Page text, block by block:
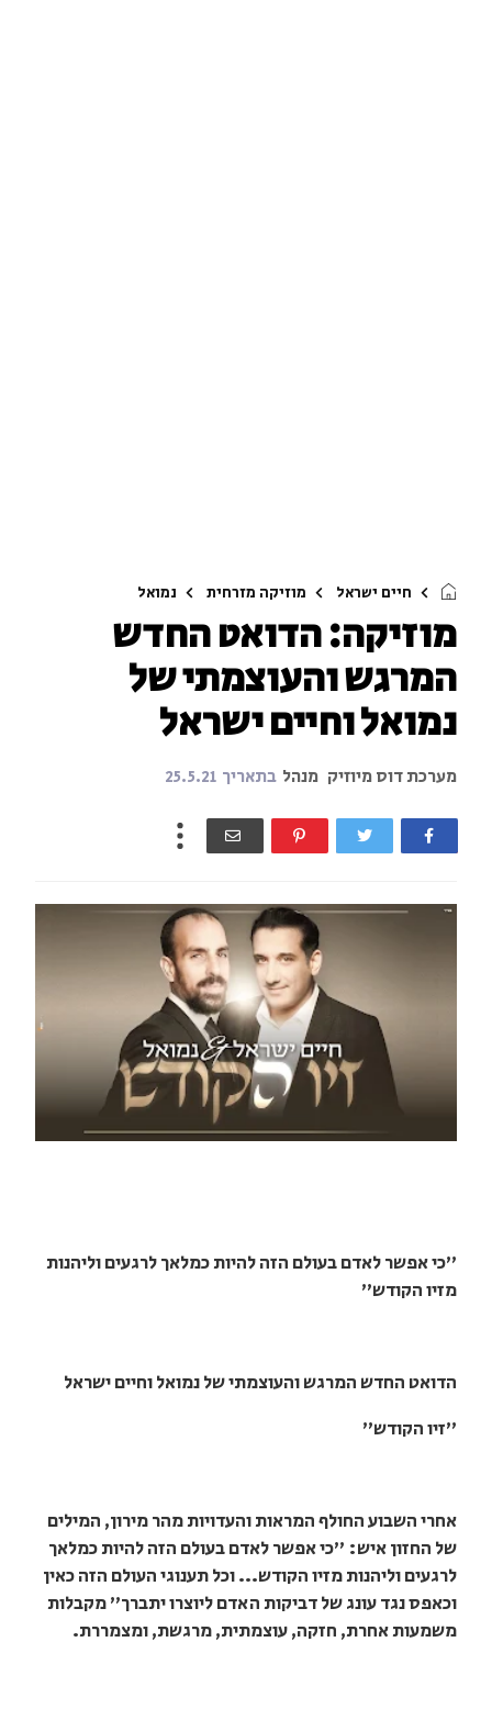
חיים ישראל מוזיקה מזרחית נמואל
מוזיקה: הדואט החדש
המרגש והעוצמתי של
נמואל וחיים ישראל
מערכת דוס מיוזיק מנהל בתאריך 25.5.21
"כי אפשר לאדם בעולם הזה להיות כמלאך לרגעים וליהנות
מזיו הקודש"
הדואט החדש המרגש והעוצמתי של נמואל וחיים ישראל
"זיו הקודש"
אחרי השבוע החולף המראות והעדויות מהר מירון, המילים
של החזון איש: "כי אפשר לאדם בעולם הזה להיות כמלאך
לרגעים וליהנות מזיו הקודש... וכל תענוגי העולם הזה כאין
וכאפס נגד עונג של דביקות האדם ליוצרו יתברך" מקבלות
משמעות אחרת, חזקה, עוצמתית, מרגשת, ומצמררת.